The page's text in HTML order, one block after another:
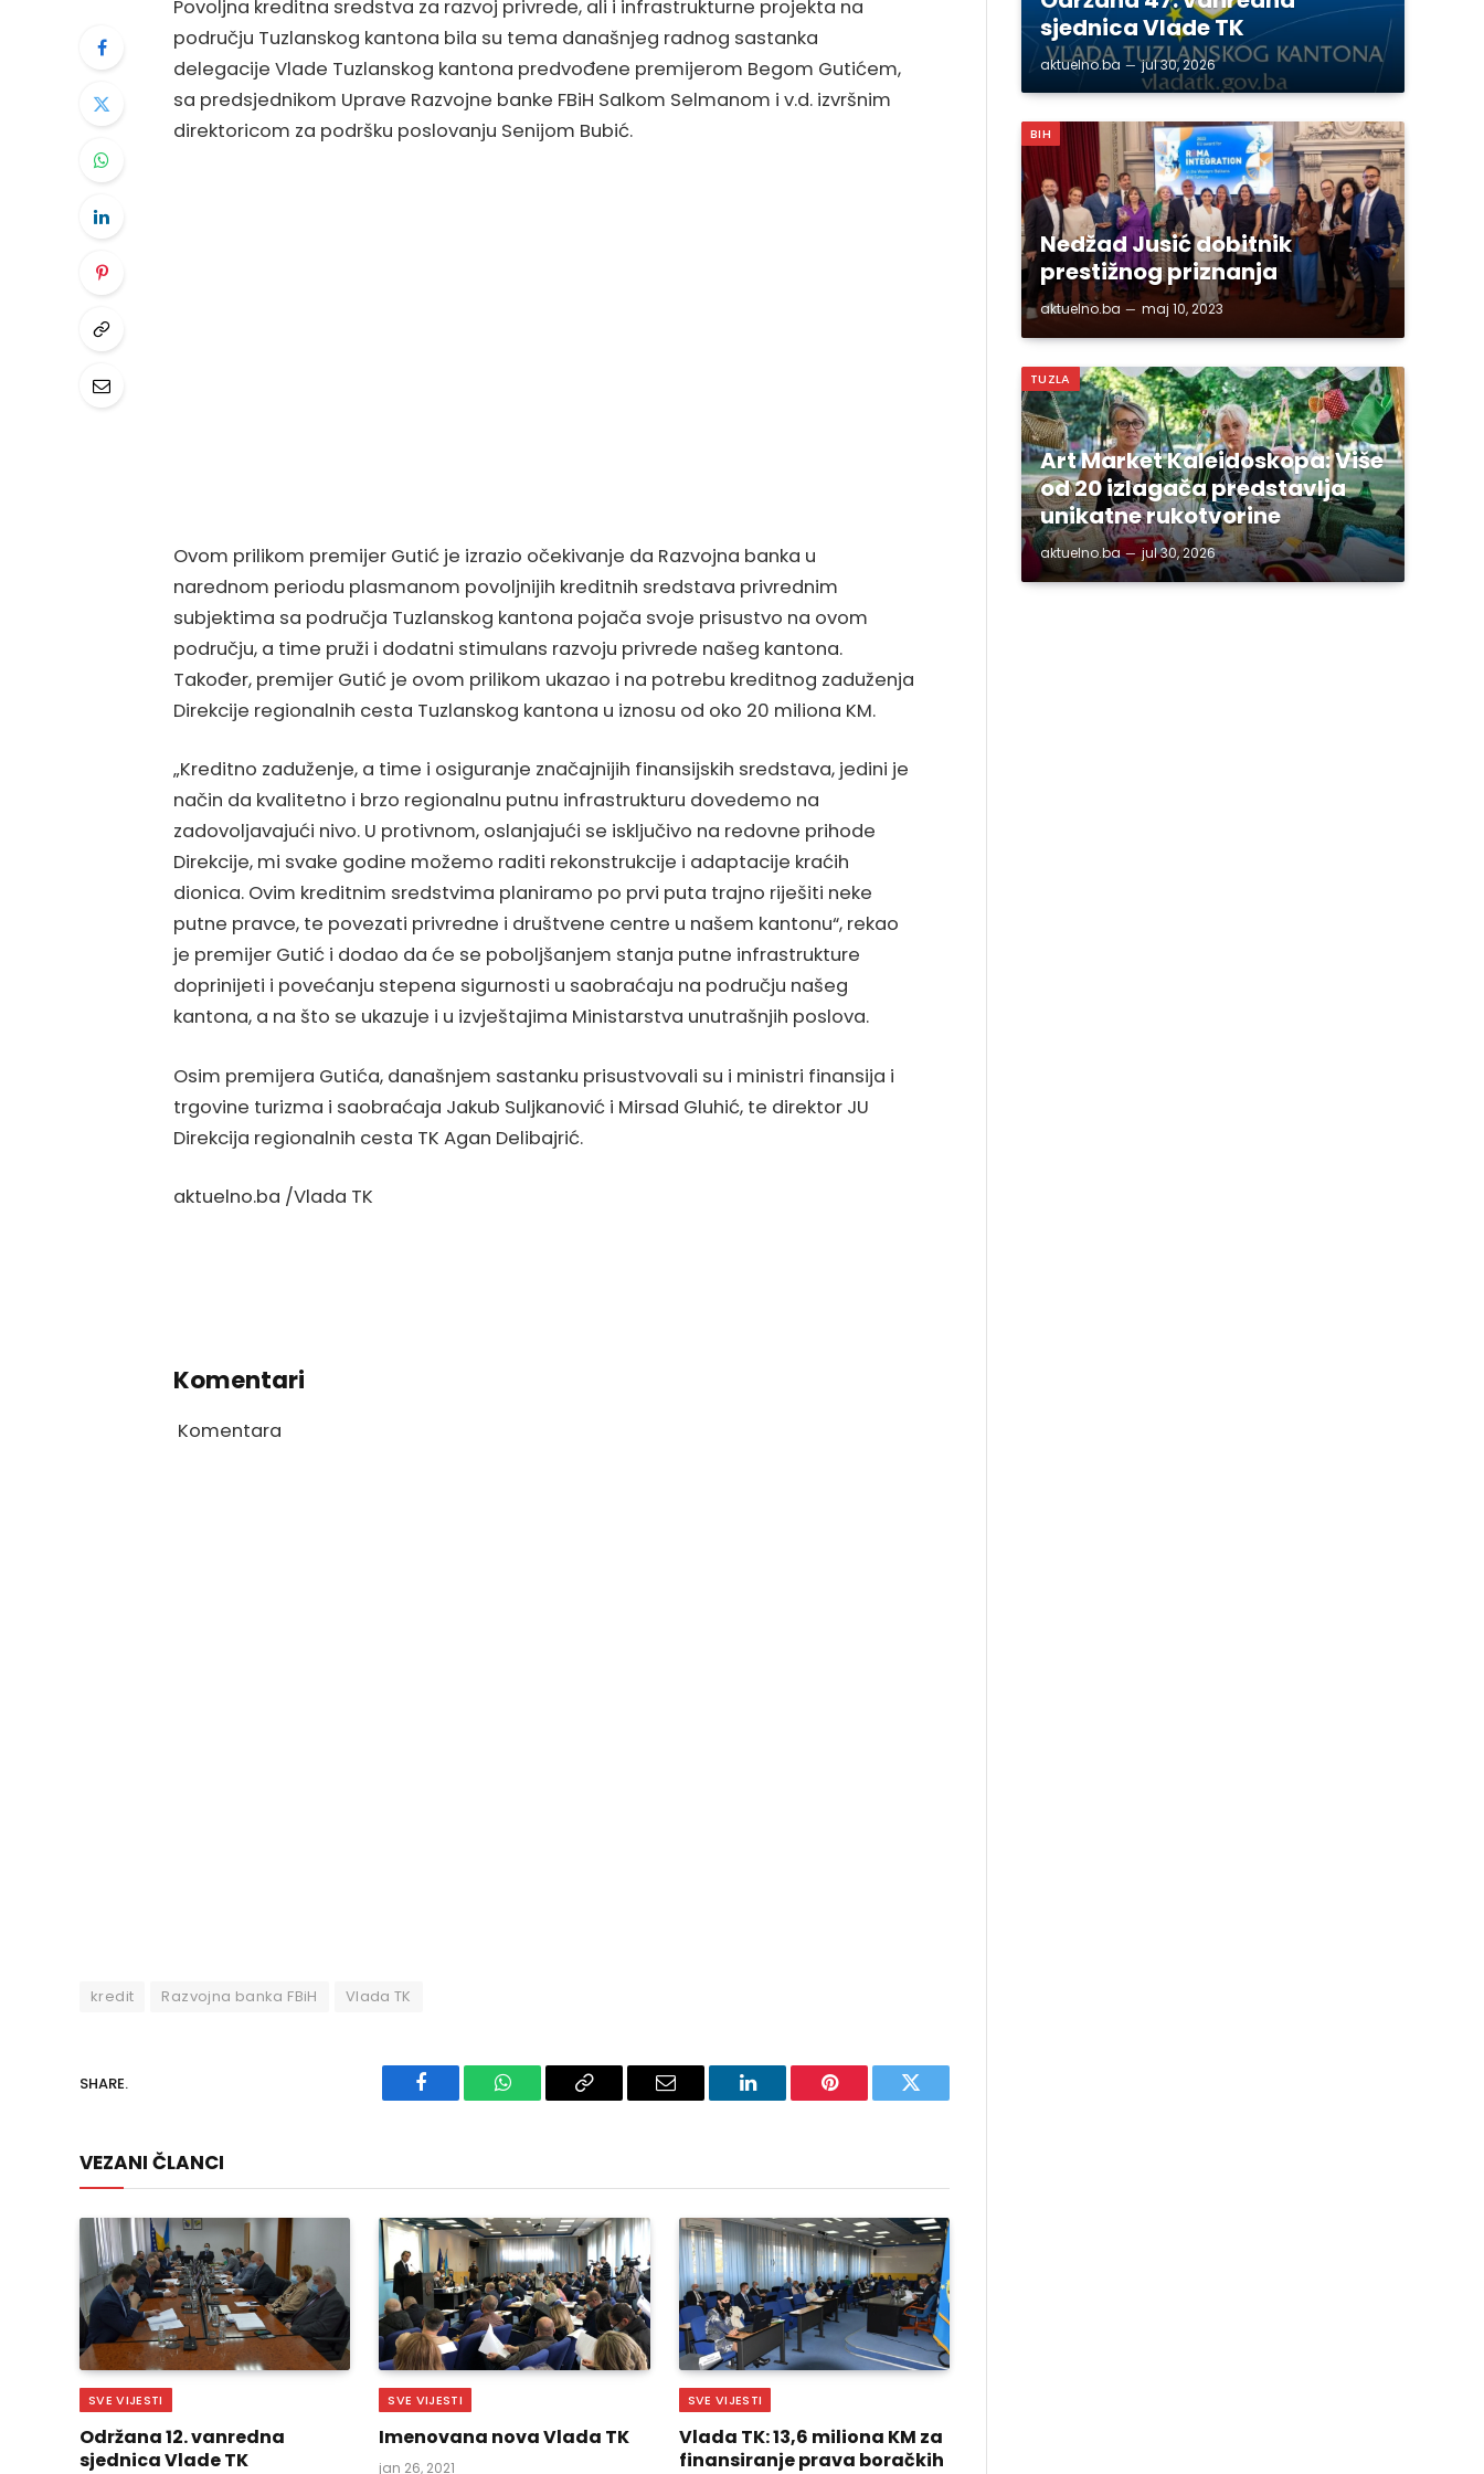
Povoljna kreditna sredstva za razvoj privrede, ali i infrastrukturne projekta na
području Tuzlanskog kantona bila su tema današnjeg radnog sastanka
delegacije Vlade Tuzlanskog kantona predvođene premijerom Begom Gutićem,
sa predsjednikom Uprave Razvojne banke FBiH Salkom Selmanom i v.d. izvršnim
direktoricom za podršku poslovanju Senijom Bubić.
Ovom prilikom premijer Gutić je izrazio očekivanje da Razvojna banka u
narednom periodu plasmanom povoljnijih kreditnih sredstava privrednim
subjektima sa područja Tuzlanskog kantona pojača svoje prisustvo na ovom
području, a time pruži i dodatni stimulans razvoju privrede našeg kantona.
Također, premijer Gutić je ovom prilikom ukazao i na potrebu kreditnog zaduženja
Direkcije regionalnih cesta Tuzlanskog kantona u iznosu od oko 20 miliona KM.
„Kreditno zaduženje, a time i osiguranje značajnijih finansijskih sredstava, jedini je
način da kvalitetno i brzo regionalnu putnu infrastrukturu dovedemo na
zadovoljavajući nivo. U protivnom, oslanjajući se isključivo na redovne prihode
Direkcije, mi svake godine možemo raditi rekonstrukcije i adaptacije kraćih
dionica. Ovim kreditnim sredstvima planiramo po prvi puta trajno riješiti neke
putne pravce, te povezati privredne i društvene centre u našem kantonu“, rekao
je premijer Gutić i dodao da će se poboljšanjem stanja putne infrastrukture
doprinijeti i povećanju stepena sigurnosti u saobraćaju na području našeg
kantona, a na što se ukazuje i u izvještajima Ministarstva unutrašnjih poslova.
Osim premijera Gutića, današnjem sastanku prisustvovali su i ministri finansija i
trgovine turizma i saobraćaja Jakub Suljkanović i Mirsad Gluhić, te direktor JU
Direkcija regionalnih cesta TK Agan Delibajrić.
aktuelno.ba /Vlada TK
Komentari
Komentara
kredit Razvojna banka FBiH Vlada TK
SHARE.
Facebook WhatsAppCopy
Email LinkedIn Pinterest Twitter
VEZANI ČLANCI
SVE VIJESTI
Održana 12. vanredna
sjednica Vlade TK
SVE VIJESTI
Imenovana nova Vlada TK
jan 26, 2021
SVE VIJESTI
Vlada TK: 13,6 miliona KM za
finansiranje prava boračkih
sjednica Vlade TK
aktuelno.ba jul 30, 2026
BIH
Nedžad Jusić dobitnik
prestižnog priznanja
aktuelno.ba maj 10, 2023
TUZLA
Art Market Kaleidoskopa: Više
od 20 izlagača predstavlja
unikatne rukotvorine
aktuelno.ba jul 30, 2026